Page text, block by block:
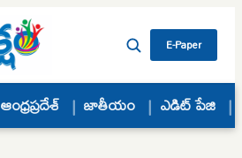
E-Paper
ఆంధ్రప్రదేశ్ జాతీయం ఎడిట్ పేజి